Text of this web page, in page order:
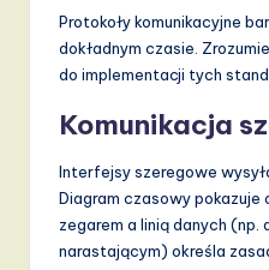
Protokoły komunikacyjne
dokładnym czasie.
do implementacji tych
Komunikacja
Interfejsy szeregowe
Diagram czasowy pokazuje
zegarem a linią danych (np.
narastającym) określa